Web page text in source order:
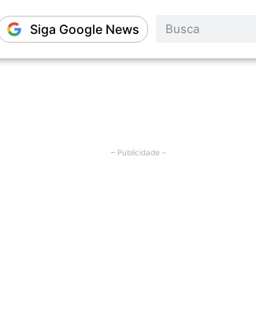
Siga Google News
– Publicidade –